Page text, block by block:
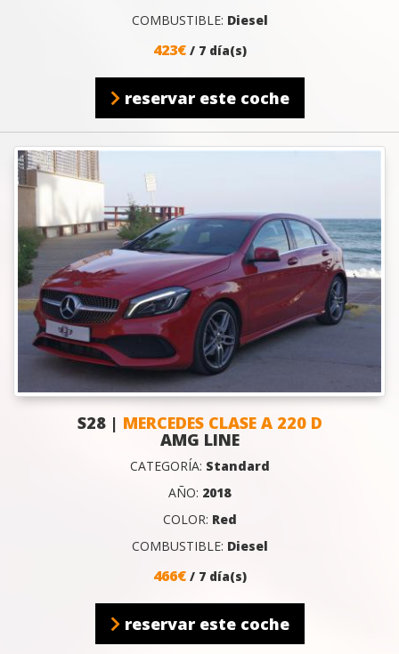
COMBUSTIBLE: Diesel
423€ / 7 día(s)
reservar este coche
S28 | MERCEDES CLASE A 220 D
AMG LINE
CATEGORÍA: Standard
AÑO: 2018
COLOR: Red
COMBUSTIBLE: Diesel
466€ / 7 día(s)
reservar este coche